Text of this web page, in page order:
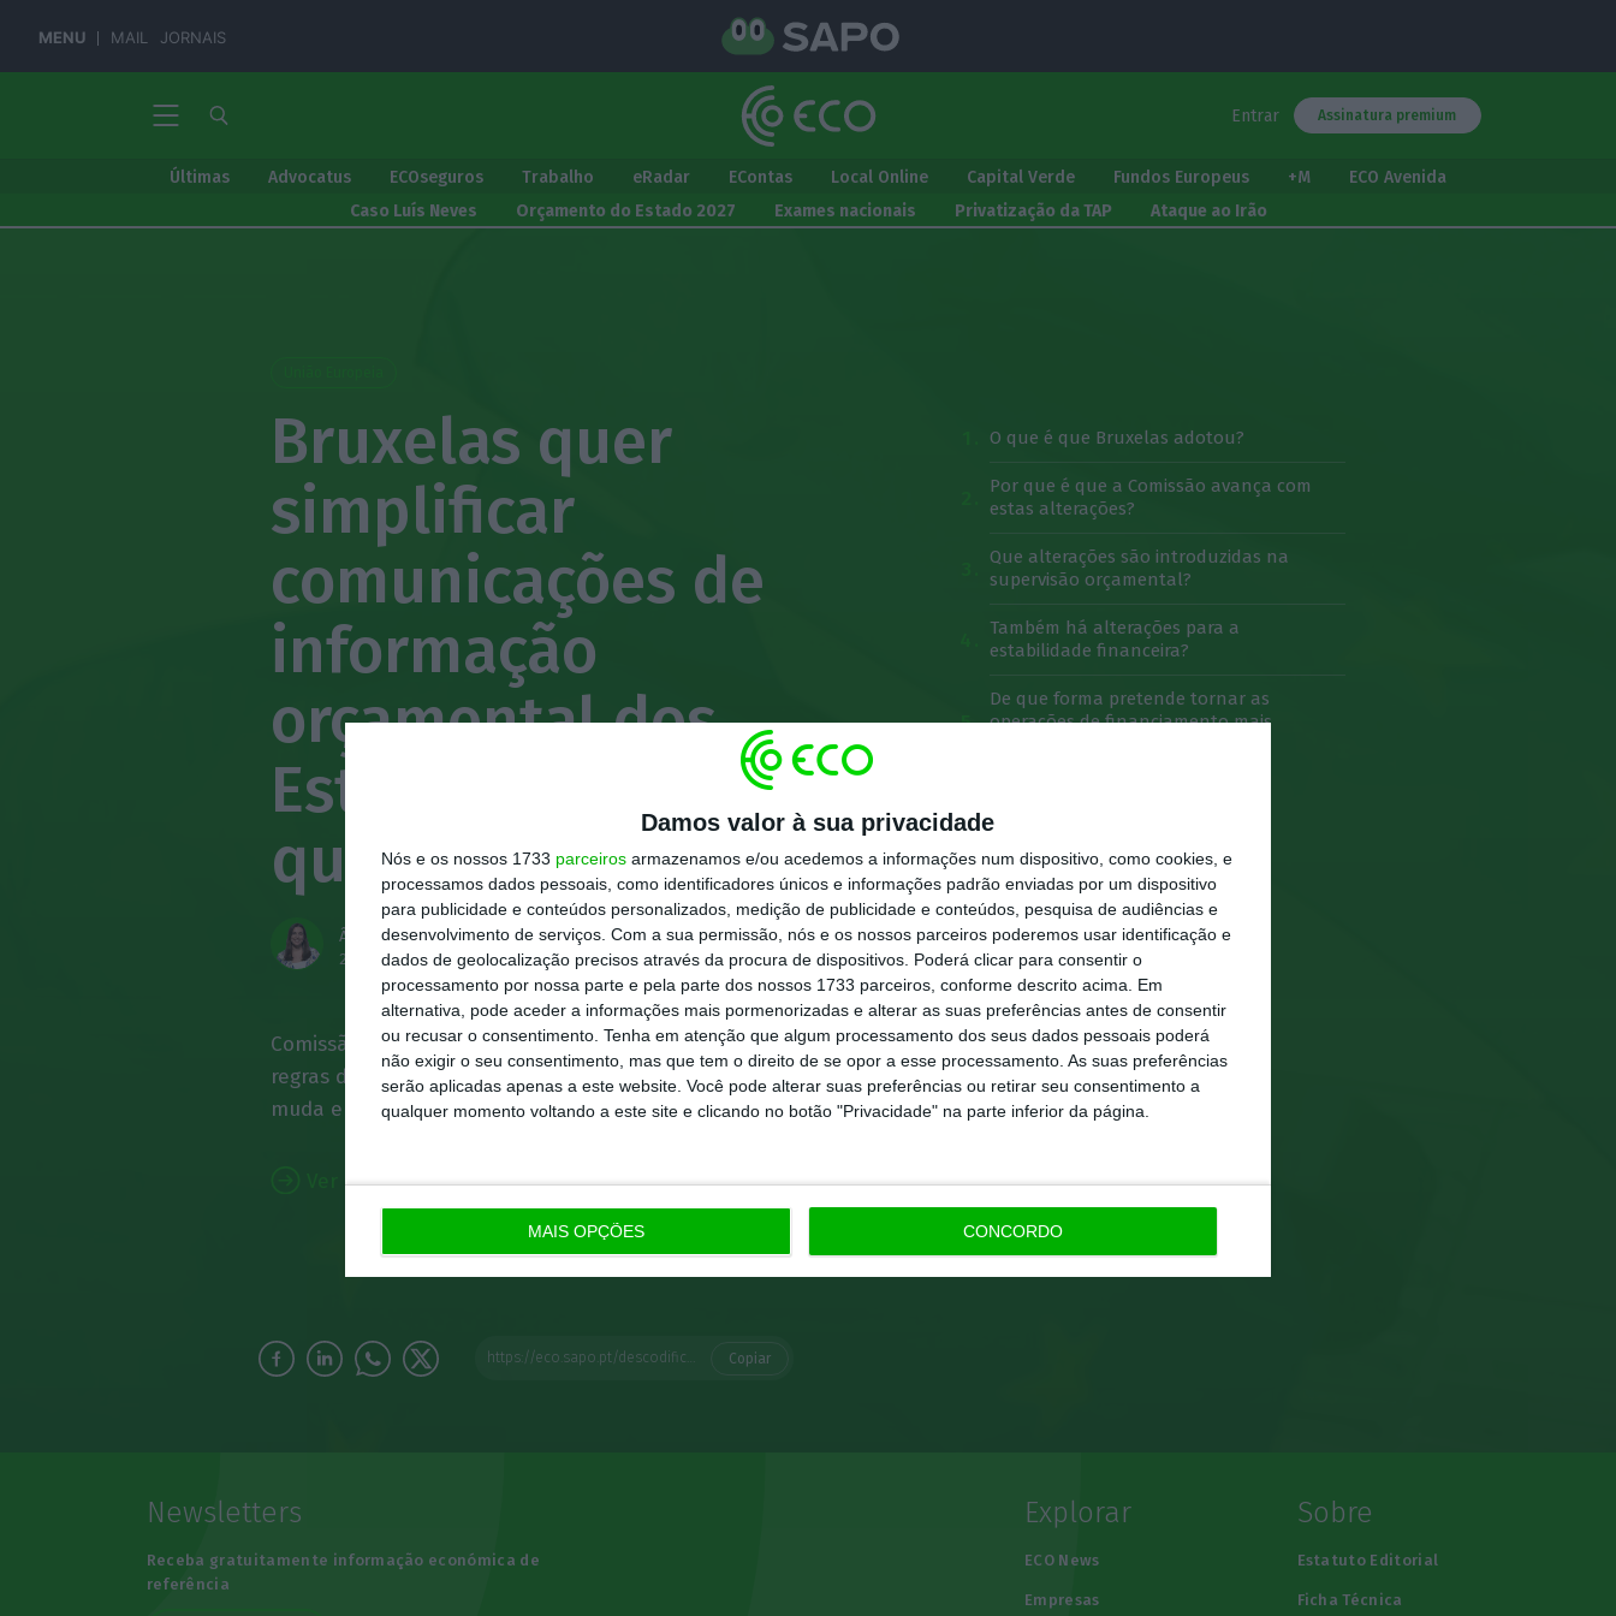
Damos valor à sua privacidade
Nós e os nossos 1733 parceiros armazenamos e/ou acedemos a informações num dispositivo, como cookies, e
processamos dados pessoais, como identificadores únicos e informações padrão enviadas por um dispositivo
para publicidade e conteúdos personalizados, medição de publicidade e conteúdos, pesquisa de audiências e
desenvolvimento de serviços. Com a sua permissão, nós e os nossos parceiros poderemos usar identificação e
dados de geolocalização precisos através da procura de dispositivos. Poderá clicar para consentir o
processamento por nossa parte e pela parte dos nossos 1733 parceiros, conforme descrito acima. Em
alternativa, pode aceder a informações mais pormenorizadas e alterar as suas preferências antes de consentir
ou recusar o consentimento. Tenha em atenção que algum processamento dos seus dados pessoais poderá
não exigir o seu consentimento, mas que tem o direito de se opor a esse processamento. As suas preferências
serão aplicadas apenas a este website. Você pode alterar suas preferências ou retirar seu consentimento a
qualquer momento voltando a este site e clicando no botão "Privacidade" na parte inferior da página.
MAIS OPÇÕES CONCORDO
MENU MAIL JORNAIS
Entrar Assinatura premium
Últimas Advocatus ECOseguros Trabalho eRadar EContas Local Online Capital Verde Fundos Europeus +M
ECO Avenida
Caso Luís Neves
Orçamento do Estado 2027 Exames nacionais Privatização da TAP Ataque ao Irão
Bruxelas quer
simplificar
comunicações de
informação
orçamental dos
Estados-Membros. O
que muda?
Ânia Ataíde
2 Outubro 2025
Comissão Europeia adotou alterações específicas a algumas
regras de governação económica da União Europeia. Afinal, o que
muda e qual o objetivo?
Ver Descodificador
O que é que Bruxelas adotou?
Por que é que a Comissão avança com
estas alterações?
Que alterações são introduzidas na
supervisão orçamental?
Também há alterações para a
estabilidade financeira?
De que forma pretende tornar as
operações de financiamento mais
Copiar
Newsletters
Receba gratuitamente informação económica de
referência
Explorar
ECO News
Empresas
Sobre
Estatuto Editorial
Ficha Técnica